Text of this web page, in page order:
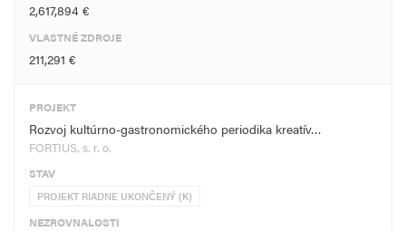
2,617,894 €
VLASTNÉ ZDROJE
211,291 €
PROJEKT
Rozvoj kultúrno-gastronomického periodika kreatív…
FORTIUS, s. r. o.
STAV
PROJEKT RIADNE UKONČENÝ (K)
NEZROVNALOSTI